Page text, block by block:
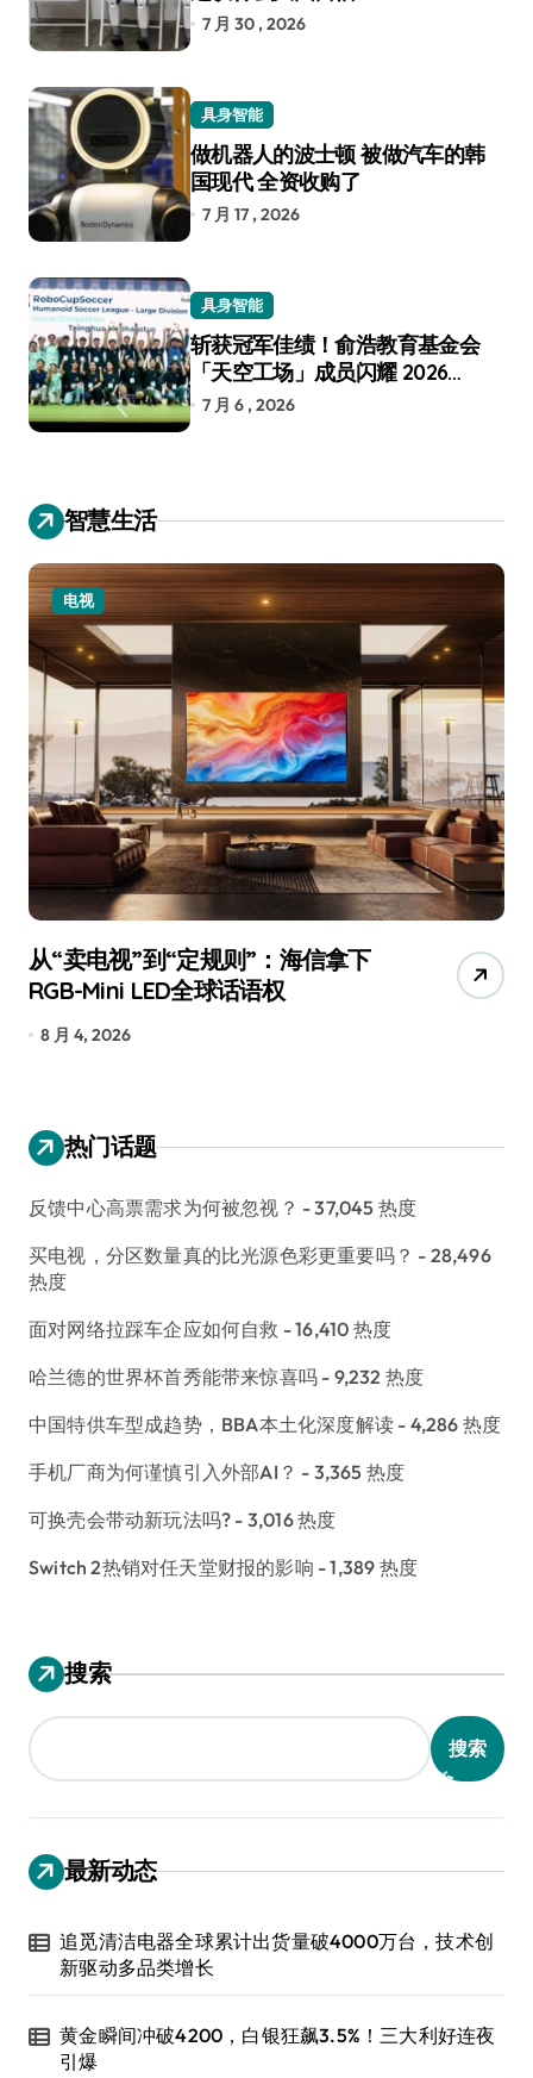
7 月 30 , 2026
具身智能
做机器人的波士顿 被做汽车的韩
国现代 全资收购了
7 月 17 , 2026
具身智能
斩获冠军佳绩！俞浩教育基金会
「天空工场」成员闪耀 2026
RoboCup 机器人世界杯
7 月 6 , 2026
智慧生活
电视
从“卖电视”到“定规则”：海信拿下
RGB-Mini LED全球话语权
8 月 4, 2026
热门话题
反馈中心高票需求为何被忽视？ - 37,045 热度
买电视，分区数量真的比光源色彩更重要吗？ - 28,496
热度
面对网络拉踩车企应如何自救 - 16,410 热度
哈兰德的世界杯首秀能带来惊喜吗 - 9,232 热度
中国特供车型成趋势，BBA本土化深度解读 - 4,286 热度
手机厂商为何谨慎引入外部AI？ - 3,365 热度
可换壳会带动新玩法吗? - 3,016 热度
Switch 2热销对任天堂财报的影响 - 1,389 热度
搜索
搜索
最新动态
追觅清洁电器全球累计出货量破4000万台，技术创
新驱动多品类增长
黄金瞬间冲破4200，白银狂飙3.5%！三大利好连夜
引爆